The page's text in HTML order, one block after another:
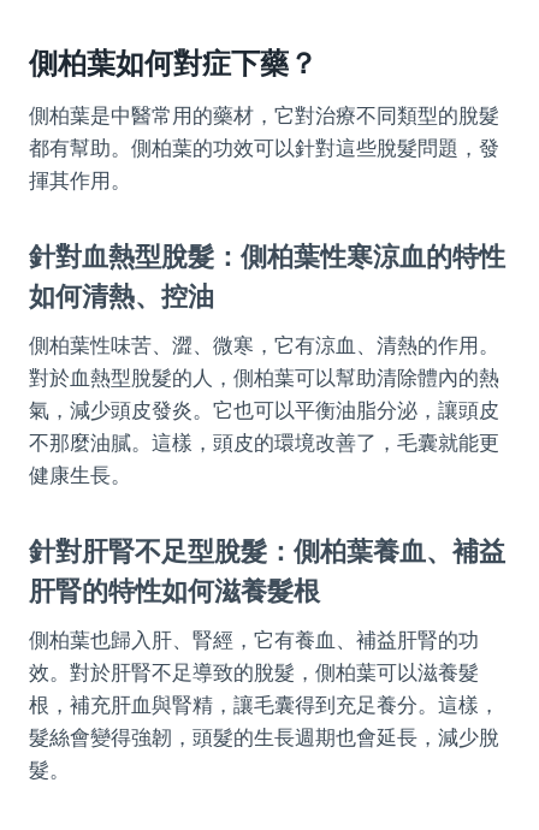
側柏葉如何對症下藥？
側柏葉是中醫常用的藥材，它對治療不同類型的脫髮
都有幫助。側柏葉的功效可以針對這些脫髮問題，發
揮其作用。
針對血熱型脫髮：側柏葉性寒涼血的特性
如何清熱、控油
側柏葉性味苦、澀、微寒，它有涼血、清熱的作用。
對於血熱型脫髮的人，側柏葉可以幫助清除體內的熱
氣，減少頭皮發炎。它也可以平衡油脂分泌，讓頭皮
不那麼油膩。這樣，頭皮的環境改善了，毛囊就能更
健康生長。
針對肝腎不足型脫髮：側柏葉養血、補益
肝腎的特性如何滋養髮根
側柏葉也歸入肝、腎經，它有養血、補益肝腎的功
效。對於肝腎不足導致的脫髮，側柏葉可以滋養髮
根，補充肝血與腎精，讓毛囊得到充足養分。這樣，
髮絲會變得強韌，頭髮的生長週期也會延長，減少脫
髮。